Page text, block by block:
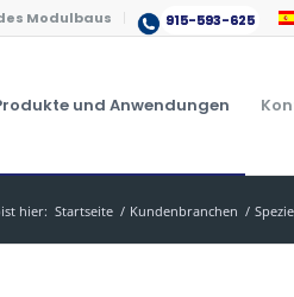
Modulbaus 915-593-625
und Anwendungen
hier: Startseite / Kundenbranchen /